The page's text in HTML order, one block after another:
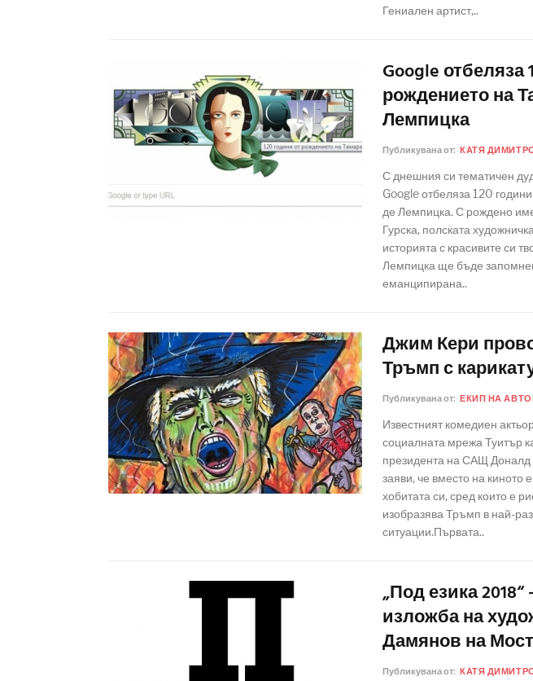
Гениален артист,..
Google отбеляза
рождението на
Лемпицка
Публикувана от: КАТЯ
С днешния си тематичен
Google отбеляза 120
де Лемпицка. С рождено
Гурска, полската
историята с красивите си
Лемпицка ще бъде
еманципирана..
Джим Кери
Тръмп с
Публикувана от: ЕКИП НА
Известният комедиен
социалната мрежа Туитър
президента на САЩ Доналд
заяви, че вместо на киното
хобитата си, сред които е
изобразява Тръмп в най-
ситуации.Първата..
„Под езика
изложба на
Дамянов на
Публикувана от: КАТЯ